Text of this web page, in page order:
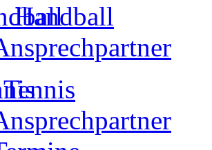
Handball
Tennis